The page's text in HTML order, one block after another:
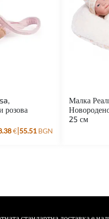
розова
€|55.51 BGN
Малка
25 см